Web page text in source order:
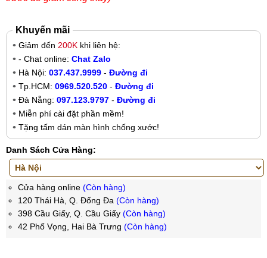
Khuyến mãi
Giảm đến 200K khi liên hệ:
- Chat online: Chat Zalo
Hà Nội: 037.437.9999 - Đường đi
Tp.HCM: 0969.520.520 - Đường đi
Đà Nẵng: 097.123.9797 - Đường đi
Miễn phí cài đặt phần mềm!
Tặng tấm dán màn hình chống xước!
Danh Sách Cửa Hàng:
Cửa hàng online (Còn hàng)
120 Thái Hà, Q. Đống Đa (Còn hàng)
398 Cầu Giấy, Q. Cầu Giấy (Còn hàng)
42 Phố Vọng, Hai Bà Trưng (Còn hàng)